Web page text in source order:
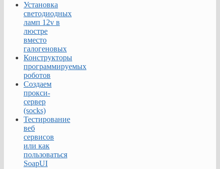
Установка
светодиодных
ламп 12v в
люстре
вместо
галогеновых
Конструкторы
программируемых
роботов
Создаем
прокси-
сервер
(socks)
Тестирование
веб
сервисов
или как
пользоваться
SoapUI